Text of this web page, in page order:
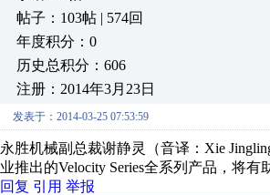
帖子：103帖 | 574回
年度积分：0
历史总积分：606
注册：2014年3月23日
发表于：2014-03-25 07:53:59
永胜机械副总裁谢静灵（音译：Xie
业推出的Velocity Series全系列产品，将
回复 引用 举报